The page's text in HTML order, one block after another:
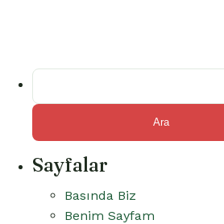
var.
Arama:
Sayfalar
Basında Biz
Benim Sayfam